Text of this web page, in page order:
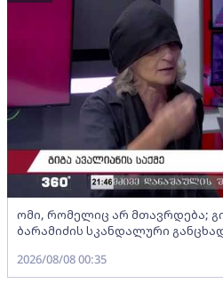
ომი, რომელიც არ მთავრდება;
ბარამიძის სკანდალური
2026/08/08 00:35